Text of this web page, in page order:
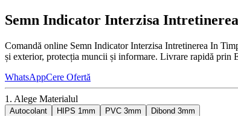
Semn Indicator Interzisa
Comandă online Semn Indicator Interzisa Intretinerea In
și exterior, protecția muncii și informare. Livrare rapidă prin
WhatsAppCere Ofertă
1. Alege Materialul
Autocolant HIPS 1mm PVC 3mm Dibond 3mm